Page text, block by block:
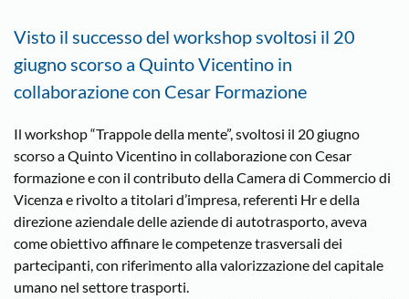
Visto il successo del workshop svoltosi il 20
giugno scorso a Quinto Vicentino in
collaborazione con Cesar Formazione
Il workshop “Trappole della mente”, svoltosi il 20 giugno
scorso a Quinto Vicentino in collaborazione con Cesar
formazione e con il contributo della Camera di Commercio di
Vicenza e rivolto a titolari d’impresa, referenti Hr e della
direzione aziendale delle aziende di autotrasporto, aveva
come obiettivo affinare le competenze trasversali dei
partecipanti, con riferimento alla valorizzazione del capitale
umano nel settore trasporti.